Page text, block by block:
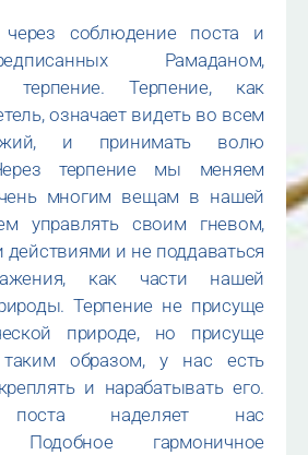
соблюдение поста и
Рамаданом,
терпение. Терпение, как
означает видеть во всем
и принимать волю
терпение мы меняем
многим вещам в нашей
управлять своим гневом,
и не поддаваться
как части нашей
Терпение не присуще
природе, но присуще
таким образом, у нас есть
и нарабатывать его.
поста наделяет нас
Подобное гармоничное